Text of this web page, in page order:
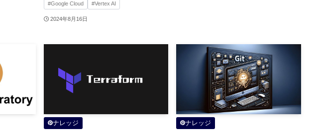
#Google Cloud
#Vertex AI
2024年8月16日
ナレッジ ナレッジ